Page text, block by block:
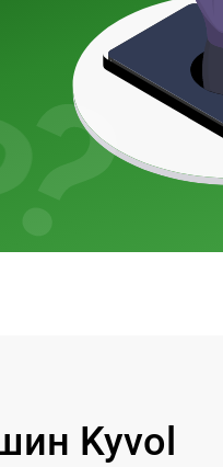
Kyvol